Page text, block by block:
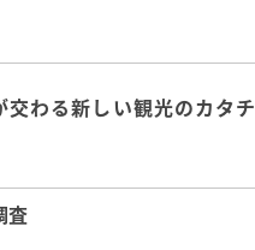
わる新しい観光のカタチ
査